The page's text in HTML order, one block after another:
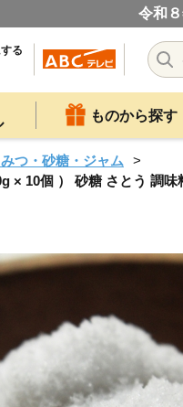
令和
る
ものから探す
つ・砂糖・ジャム
× 10個 ） 砂糖 さとう 調